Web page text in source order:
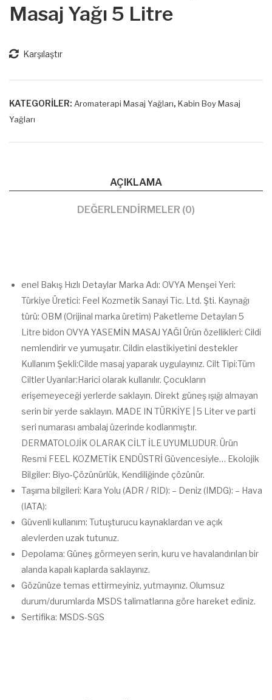
saj
e
Masaj Yağı 5 Litre
Karşılaştır
KATEGORILER: Aromaterapi Masaj Yağları, Kabin Boy Masaj
Yağları
AÇIKLAMA
DEĞERLENDIRMELER (0)
enel Bakış Hızlı Detaylar Marka Adı: OVYA Menşei Yeri:
Türkiye Üretici: Feel Kozmetik Sanayi Tic. Ltd. Şti. Kaynağı
türü: OBM (Orijinal marka üretim) Paketleme Detayları 5
Litre bidon OVYA YASEMİN MASAJ YAĞI Ürün özellikleri: Cildi
nemlendirir ve yumuşatır. Cildin elastikiyetini destekler
Kullanım Şekli:Cilde masaj yaparak uygulayınız. Cilt Tipi:Tüm
Ciltler Uyarılar:Harici olarak kullanılır. Çocukların
erişemeyeceği yerlerde saklayın. Direkt güneş ışığı almayan
serin bir yerde saklayın. MADE IN TÜRKİYE | 5 Liter ve parti
seri numarası ambalaj üzerinde kodlanmıştır.
DERMATOLOJİK OLARAK CİLT İLE UYUMLUDUR. Ürün
Resmi FEEL KOZMETİK ENDÜSTRİ Güvencesiyle… Ekolojik
Bilgiler: Biyo-Çözünürlük, Kendiliğinde çözünür.
Taşıma bilgileri: Kara Yolu (ADR / RID): – Deniz (IMDG): – Hava
(IATA):
Güvenli kullanım: Tutuşturucu kaynaklardan ve açık
alevlerden uzak tutunuz.
Depolama: Güneş görmeyen serin, kuru ve havalandırılan bir
alanda kapalı kaplarda saklayınız.
Gözünüze temas ettirmeyiniz, yutmayınız. Olumsuz
durum/durumlarda MSDS talimatlarına göre hareket ediniz.
Sertifika: MSDS-SGS